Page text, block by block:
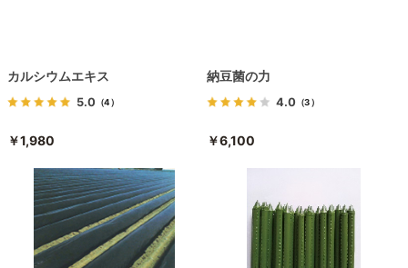
カルシウムエキス
5.0 （4）
￥1,980
納豆菌の力
4.0 （3）
￥6,100